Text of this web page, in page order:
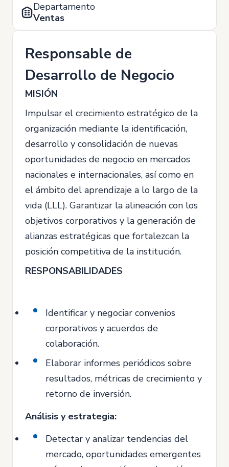
Departamento
Ventas
Responsable de
Desarrollo de Negocio
MISIÓN
Impulsar el crecimiento estratégico de la
organización mediante la identificación,
desarrollo y consolidación de nuevas
oportunidades de negocio en mercados
nacionales e internacionales, así como en
el ámbito del aprendizaje a lo largo de la
vida (LLL). Garantizar la alineación con los
objetivos corporativos y la generación de
alianzas estratégicas que fortalezcan la
posición competitiva de la institución.
RESPONSABILIDADES
Identificar y negociar convenios
corporativos y acuerdos de
colaboración.
Elaborar informes periódicos sobre
resultados, métricas de crecimiento y
retorno de inversión.
Análisis y estrategia:
Detectar y analizar tendencias del
mercado, oportunidades emergentes